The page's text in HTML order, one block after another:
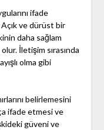
ifade
Açık ve dürüst bir
daha sağlam
İletişim sırasında
olma gibi
belirlemesini
ifade etmesi ve
güveni ve